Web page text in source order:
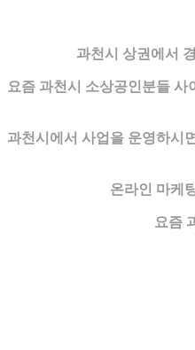
과천시 상권에서
요즘 과천시 소상공인분들
과천시에서 사업을 운영하시
온라인 마케
요즘